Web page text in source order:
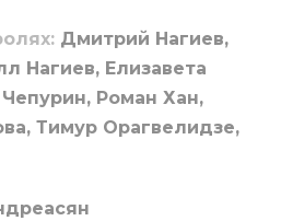
Дмитрий Нагиев,
Нагиев, Елизавета
Роман Хан,
Тимур Орагвелидзе,